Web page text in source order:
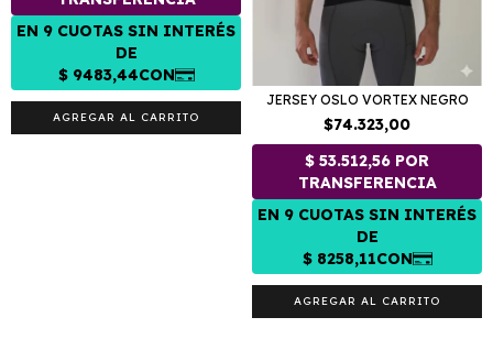
AGREGAR AL CARRITO
JERSEY OSLO VORTEX NEGRO
$74.323,00
AGREGAR AL CARRITO